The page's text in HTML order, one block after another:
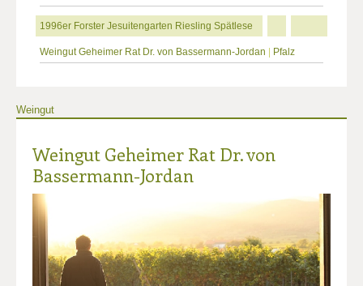
1996er Forster Jesuitengarten Riesling Spätlese
Weingut Geheimer Rat Dr. von Bassermann-Jordan Pfalz
Weingut
Weingut Geheimer Rat Dr. von
Bassermann-Jordan